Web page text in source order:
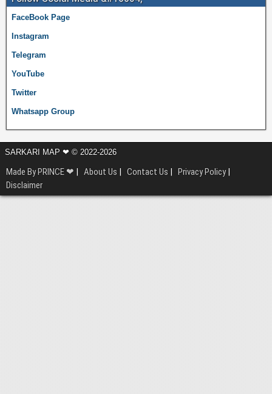
FaceBook Page
Instagram
Telegram
YouTube
Twitter
Whatsapp Group
SARKARI MAP ❤ © 2022-2026
Made By PRINCE ❤ About Us Contact Us Privacy Policy
Disclaimer